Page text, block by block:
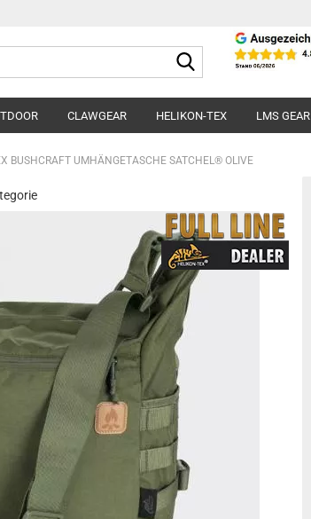
Suche...
CLAWGEAR HELIKON-TEX LMS GEAR
BUSHCRAFT UMHÄNGETASCHE SATCHEL® OLIVE